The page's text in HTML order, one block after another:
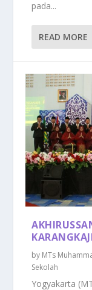
pada...
READ MORE
by MTs
Sekolah
Yogyakarta